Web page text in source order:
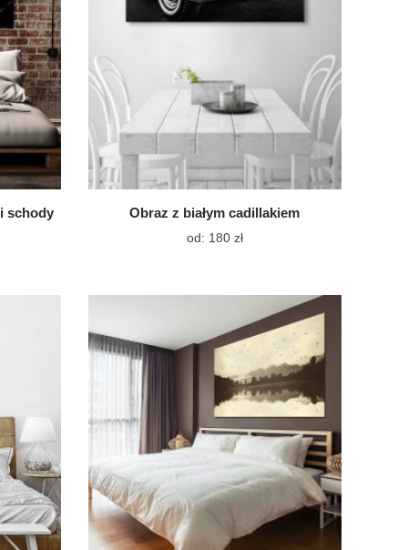
stronie
produktu
schody Obraz z białym cadillakiem
od: 180 złTen
wiele
wariantów.
Opcje
można
wybrać
na
stronie
produktu